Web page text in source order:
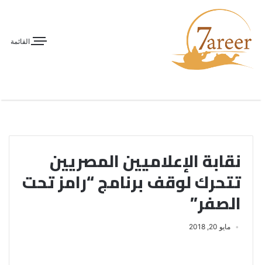
القائمة
نقابة الإعلاميين المصريين
تتحرك لوقف برنامج “رامز تحت
الصفر”
مايو 20, 2018